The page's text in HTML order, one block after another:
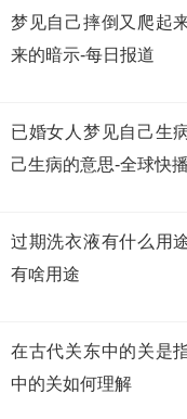
梦见自己摔倒又爬起
来的暗示-每日报道
已婚女人梦见自己生
己生病的意思-全球快播
过期洗衣液有什么用
有啥用途
在古代关东中的关是
中的关如何理解